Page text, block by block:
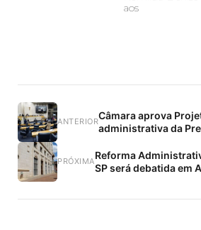
aos
ANTERIORCâmara aprova
administrativa da
PRÓXIMAReforma
SP será debatida em